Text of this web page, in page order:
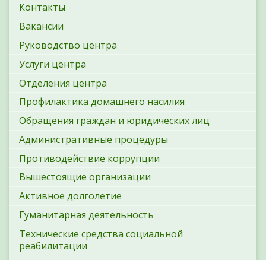
Контакты
Вакансии
Руководство центра
Услуги центра
Отделения центра
Профилактика домашнего насилия
Обращения граждан и юридических лиц
Административные процедуры
Противодействие коррупции
Вышестоящие организации
Активное долголетие
Гуманитарная деятельность
Технические средства социальной
реабилитации